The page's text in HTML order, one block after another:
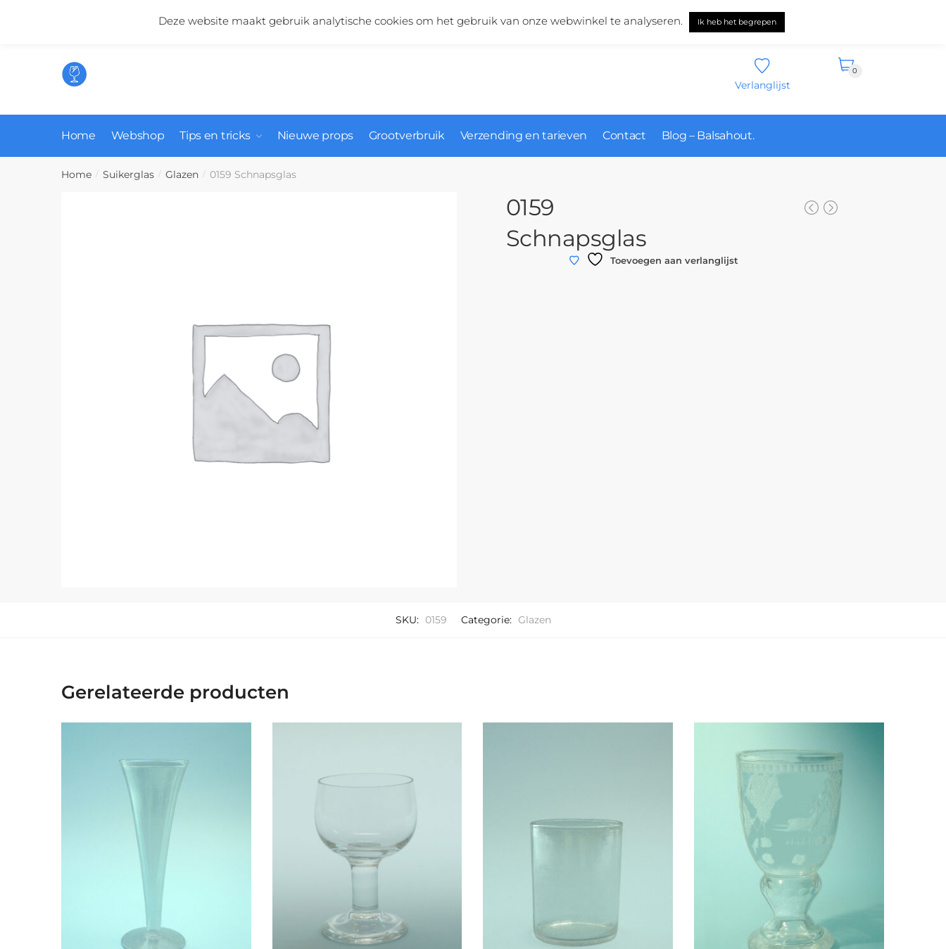
info@suikerglas.nl Vragen over onze producten? +31 (0)6 5124 1984
Verlanglijst
0
Home Webshop Tips en tricks Nieuwe props Grootverbruik Verzending en tarieven Contact Blog – Balsahout.
Home / Suikerglas / Glazen / 0159 Schnapsglas
0159
Schnapsglas
Toevoegen aan verlanglijst
SKU: 0159 Categorie: Glazen
Gerelateerde producten
Deze website maakt gebruik analytische cookies om het gebruik van onze webwinkel te analyseren. Ik heb het begrepen